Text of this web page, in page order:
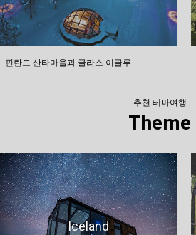
핀란드 산타마을과 글라스 이글루
추천 테마여행
Theme
Iceland